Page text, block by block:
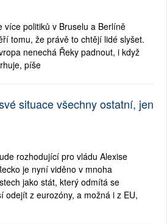
více politiků v Bruselu a Berlíně
tomu, že právě to chtějí lidé slyšet.
nenechá Řeky padnout, i když
píše
situace všechny ostatní, jen
rozhodující pro vládu Alexise
je nyní viděno v mnoha
jako stát, který odmítá se
odejít z eurozóny, a možná i z EU,